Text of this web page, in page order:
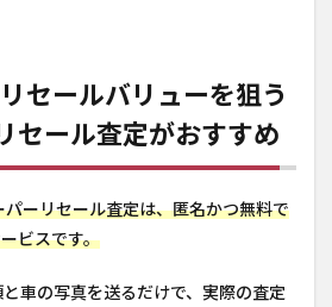
セールバリューを狙う
セール査定がおすすめ
ーリセール査定は、匿名かつ無料で
ビスです。
車の写真を送るだけで、実際の査定